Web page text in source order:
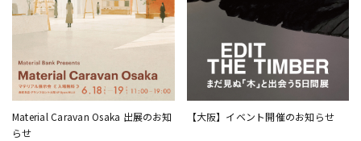
Material Caravan Osaka 出展のお知
らせ
【大阪】イベント開催のお知らせ